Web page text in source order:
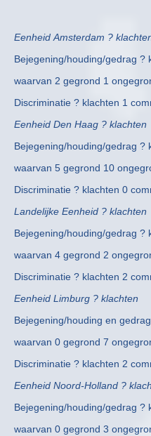
Eenheid Amsterdam ?
Bejegening/houding/gedrag ?
waarvan 2 gegrond 1
Discriminatie ? klachten 1
Eenheid Den Haag ? klachten
Bejegening/houding/gedrag ?
waarvan 5 gegrond 10
Discriminatie ? klachten 0
Landelijke Eenheid ? klachten
Bejegening/houding/gedrag ?
waarvan 4 gegrond 2
Discriminatie ? klachten 2
Eenheid Limburg ? klachten
Bejegening/houding en
waarvan 0 gegrond 7
Discriminatie ? klachten 2
Eenheid Noord-Holland ?
Bejegening/houding/gedrag ?
waarvan 0 gegrond 3